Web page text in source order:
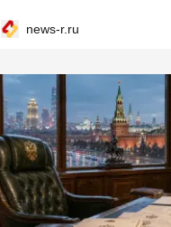
news-r.ru